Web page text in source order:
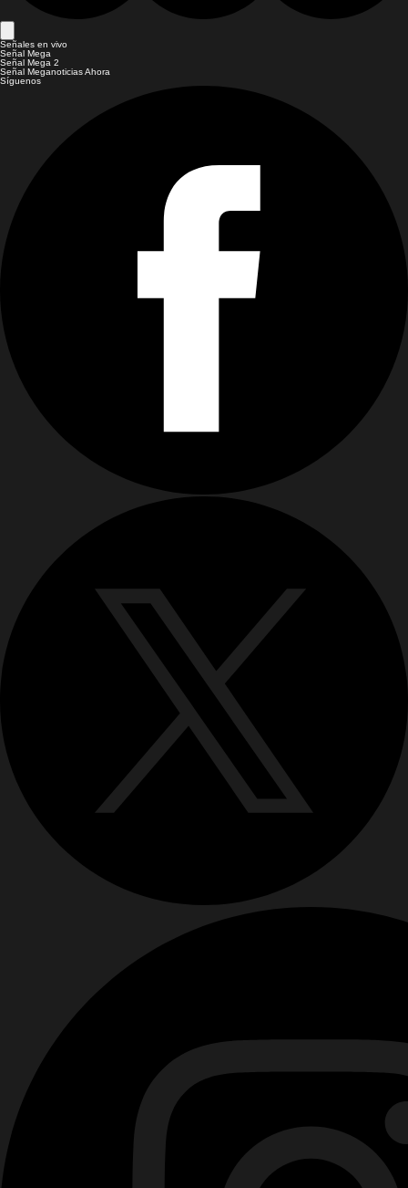
Señales en vivo
Señal Mega
Señal Mega 2
Señal Meganoticias Ahora
Síguenos